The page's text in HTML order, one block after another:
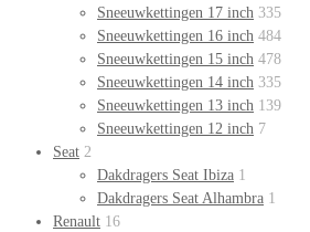
Sneeuwkettingen 17 inch 335
Sneeuwkettingen 16 inch 484
Sneeuwkettingen 15 inch 478
Sneeuwkettingen 14 inch 335
Sneeuwkettingen 13 inch 139
Sneeuwkettingen 12 inch 7
Seat 2
Dakdragers Seat Ibiza 1
Dakdragers Seat Alhambra 1
Renault 16